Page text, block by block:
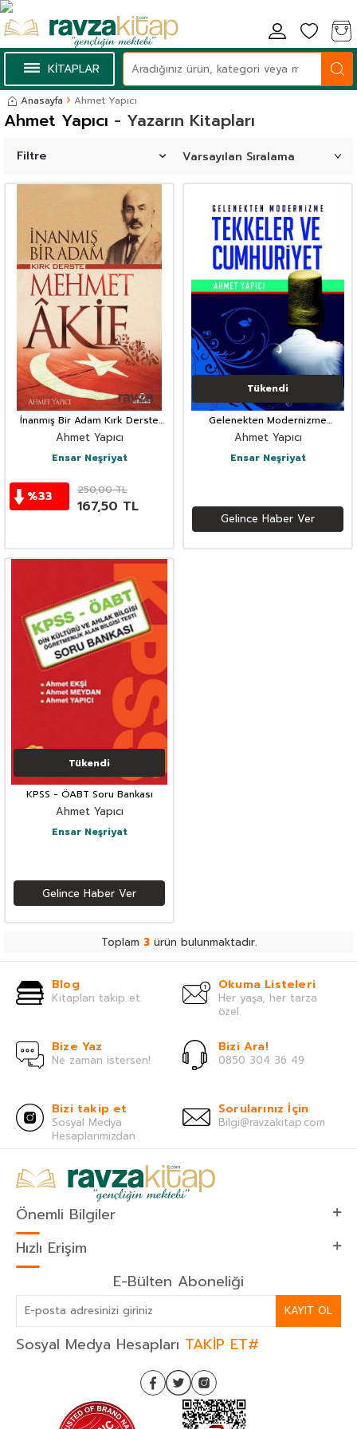
KİTAPLAR
Anasayfa Ahmet Yapıcı
- Yazarın Kitapları
Ahmet Yapıcı
Filtre
İnanmış Bir Adam Kırk Derste
Mehmet Akif
Ahmet Yapıcı
Ensar Neşriyat
%33 250,00TL
167,50 TL
Tükendi
Gelenekten Modernizme
Tekkeler ve Cumhuriyet
Ahmet Yapıcı
Ensar Neşriyat
Gelince Haber Ver
Tükendi
KPSS - ÖABT Soru Bankası
Ahmet Yapıcı
Ensar Neşriyat
Gelince Haber Ver
Toplam 3ürün bulunmaktadır.
Blog
Kitapları takip et.
Okuma Listeleri
Her yaşa, her tarza
özel.
Bize Yaz
Ne zaman istersen!
Bizi Ara!
0850 304 36 49
Bizi takip et
Sosyal Medya
Hesaplarımızdan
Sorularınız İçin
Bilgi@ravzakitap.com
Önemli Bilgiler
Hızlı Erişim
E-Bülten Aboneliği
KAYIT OL
Sosyal Medya Hesapları TAKİP ET#